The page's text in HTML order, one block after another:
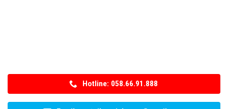
Hotline: 058.66.91.888